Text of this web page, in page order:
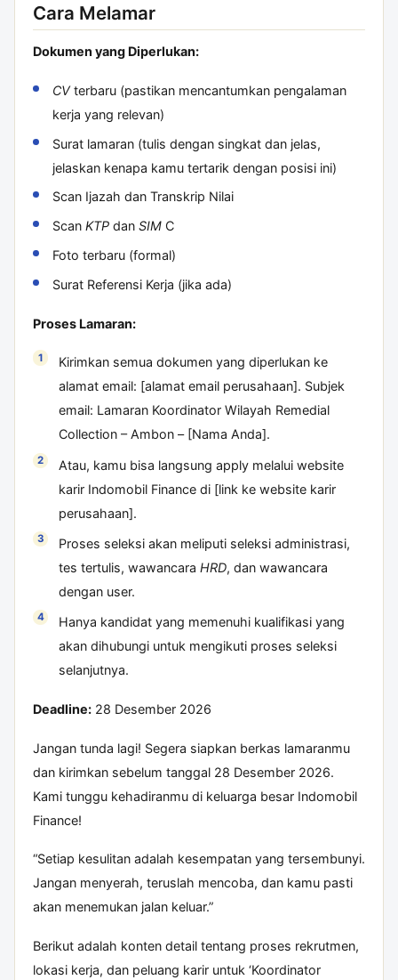
Cara Melamar
Dokumen yang Diperlukan:
CVterbaru (pastikan mencantumkan pengalaman
kerja yang relevan)
Surat lamaran (tulis dengan singkat dan jelas,
jelaskan kenapa kamu tertarik dengan posisi ini)
Scan Ijazah dan Transkrip Nilai
Scan KTPdan SIMC
Foto terbaru (formal)
Surat Referensi Kerja (jika ada)
Proses Lamaran:
Kirimkan semua dokumen yang diperlukan ke
alamat email: [alamat email perusahaan]. Subjek
email: Lamaran Koordinator Wilayah Remedial
Collection – Ambon – [Nama Anda].
Atau, kamu bisa langsung apply melalui website
karir Indomobil Finance di [link ke website karir
perusahaan].
Proses seleksi akan meliputi seleksi administrasi,
tes tertulis, wawancara HRD, dan wawancara
dengan user.
Hanya kandidat yang memenuhi kualifikasi yang
akan dihubungi untuk mengikuti proses seleksi
selanjutnya.
Deadline: 28 Desember 2026
Jangan tunda lagi! Segera siapkan berkas lamaranmu
dan kirimkan sebelum tanggal 28 Desember 2026.
Kami tunggu kehadiranmu di keluarga besar Indomobil
Finance!
“Setiap kesulitan adalah kesempatan yang tersembunyi.
Jangan menyerah, teruslah mencoba, dan kamu pasti
akan menemukan jalan keluar.”
Berikut adalah konten detail tentang proses rekrutmen,
lokasi kerja, dan peluang karir untuk ‘Koordinator